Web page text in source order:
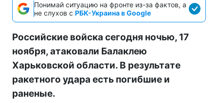
Понимай ситуацию на фронте из-за фактов, а
не слухов с РБК-Украина в Google
Российские войска сегодня ночью, 17
ноября, атаковали Балаклею
Харьковской области. В результате
ракетного удара есть погибшие и
раненые.